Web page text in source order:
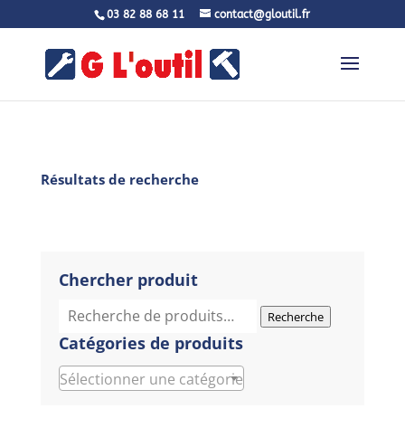
03 82 88 68 11 contact@gloutil.fr
Résultats de recherche
Chercher produit
Recherche
pour :
Recherche
Catégories de produits
Sélectionner une catégorie